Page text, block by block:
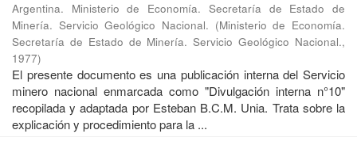
Argentina. Ministerio de Economía. Secretaría de Estado de
Minería. Servicio Geológico Nacional. (Ministerio de Economía.
Secretaría de Estado de Minería. Servicio Geológico Nacional.,
1977)
El presente documento es una publicación interna del Servicio
minero nacional enmarcada como "Divulgación interna n°10"
recopilada y adaptada por Esteban B.C.M. Unia. Trata sobre la
explicación y procedimiento para la ...